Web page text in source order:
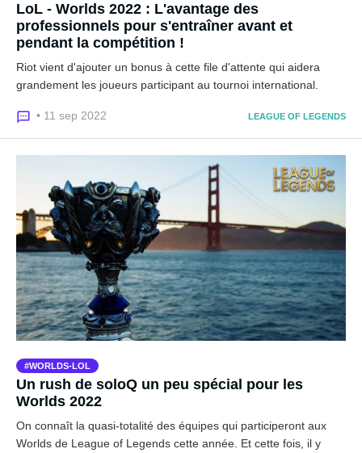
LoL - Worlds 2022 : L'avantage des
professionnels pour s'entraîner avant et
pendant la compétition !
Riot vient d'ajouter un bonus à cette file d'attente qui aidera
grandement les joueurs participant au tournoi international.
• 11 sep 2022 LEAGUE OF LEGENDS
WORLDS-LOL
Un rush de soloQ un peu spécial pour les
Worlds 2022
On connaît la quasi-totalité des équipes qui participeront aux
Worlds de League of Legends cette année. Et cette fois, il y